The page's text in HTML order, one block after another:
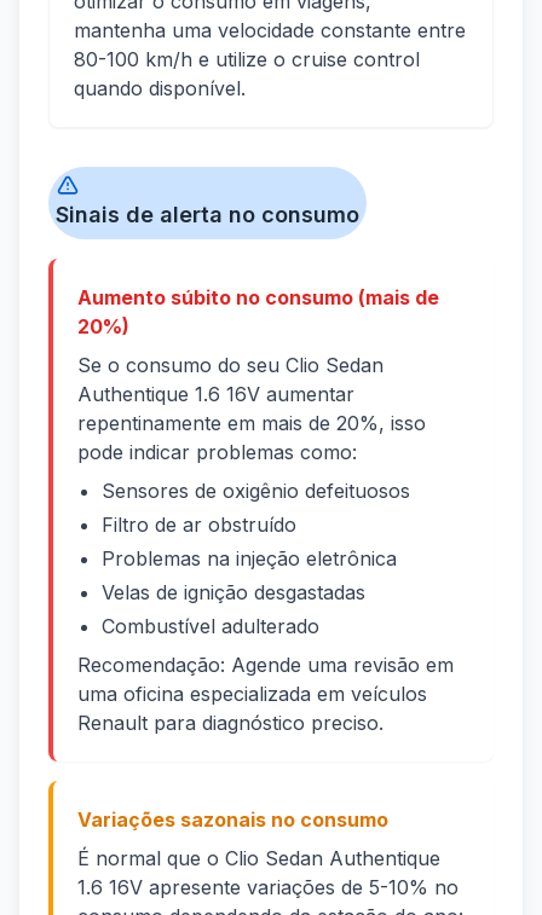
mantenha uma velocidade constante entre
80-100 km/h e utilize o cruise control
quando disponível.
Sinais de alerta no consumo
Aumento súbito no consumo (mais de
20%)
Se o consumo do seu Clio Sedan
Authentique 1.6 16V aumentar
repentinamente em mais de 20%, isso
pode indicar problemas como:
Sensores de oxigênio defeituosos
Filtro de ar obstruído
Problemas na injeção eletrônica
Velas de ignição desgastadas
Combustível adulterado
Recomendação: Agende uma revisão em
uma oficina especializada em veículos
Renault para diagnóstico preciso.
Variações sazonais no consumo
É normal que o Clio Sedan Authentique
1.6 16V apresente variações de 5-10% no